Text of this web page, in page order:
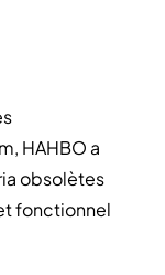
HAHBO a
obsolètes
fonctionnel